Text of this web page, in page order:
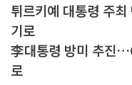
튀르키예 대통령 주
기로
李대통령 방미 추진
로